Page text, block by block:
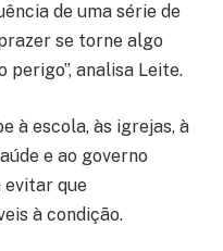
de uma série de
se torne algo
perigo”, analisa Leite.
à escola, às igrejas, à
e ao governo
evitar que
à condição.